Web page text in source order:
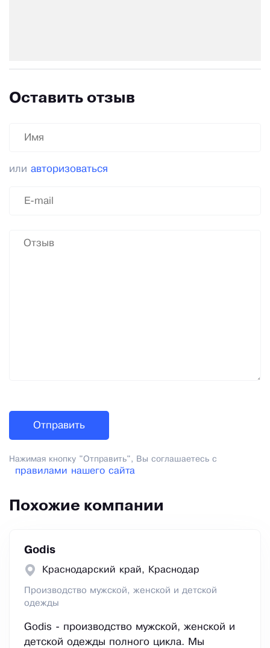
Оставить отзыв
или авторизоваться
Нажимая кнопку "Отправить", Вы соглашаетесь с
правилами нашего сайта
Похожие компании
Godis
Краснодарский край, Краснодар
Производство мужской, женской и детской
одежды
Godis - производство мужской, женской и
детской одежды полного цикла. Мы